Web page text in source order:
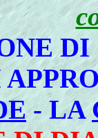
- LA